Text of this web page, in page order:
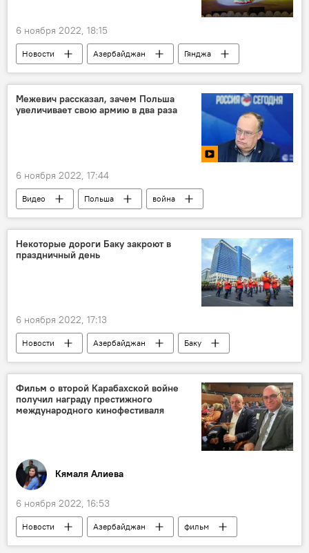
6 ноября 2022, 18:15
Новости Азербайджан
Гянджа
Надежда Крыгина
концерт
Россия
Русский дом
Ирек Зиннуров
Межевич рассказал, зачем Польша
увеличивает свою армию в два раза
6 ноября 2022, 17:44
Видео Польша
война
Россия
Армия
Европа
Некоторые дороги Баку закроют в
праздничный день
6 ноября 2022, 17:13
Новости Азербайджан
Баку
День Победы
Движение транспорта
Государственная дорожная полиция
Фильм о второй Карабахской войне
получил награду престижного
международного кинофестиваля
Кямаля Алиева
6 ноября 2022, 16:53
Новости Азербайджан
фильм
Кинофестиваль
Турция